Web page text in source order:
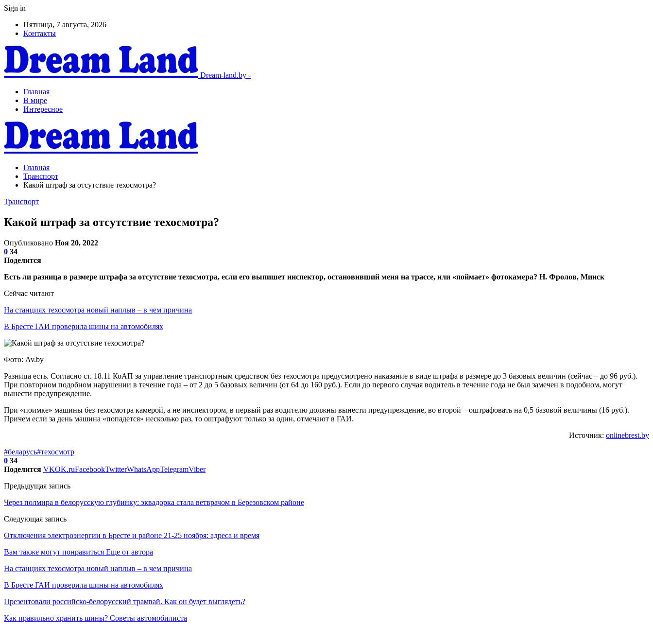
Sign in
Пятница, 7 августа, 2026
Контакты
Dream-land.by -
Главная
В мире
Интересное
Главная
Транспорт
Какой штраф за отсутствие техосмотра?
Транспорт
Какой штраф за отсутствие техосмотра?
Опубликовано Ноя 20, 2022
0 34
Поделится
Есть ли разница в размере штрафа за отсутствие техосмотра, если его выпишет инспектор, остановивший меня на трассе, или «поймает» фотокамера? Н. Фролов, Минск
Сейчас читают
На станциях техосмотра новый наплыв – в чем причина
В Бресте ГАИ проверила шины на автомобилях
Фото: Av.by
Разница есть. Согласно ст. 18.11 КоАП за управление транспортным средством без техосмотра предусмотрено наказание в виде штрафа в размере до 3 базовых величин (сейчас – до 96 руб.).
При повторном подобном нарушении в течение года – от 2 до 5 базовых величин (от 64 до 160 руб.). Если до первого случая водитель в течение года не был замечен в подобном, могут
вынести предупреждение.
При «поимке» машины без техосмотра камерой, а не инспектором, в первый раз водителю должны вынести предупреждение, во второй – оштрафовать на 0,5 базовой величины (16 руб.).
Причем если за день машина «попадется» несколько раз, то оштрафуют только за один, отмечают в ГАИ.
Источник: onlinebrest.by
#беларусь#техосмотр
0 34
Поделится VKOK.ruFacebookTwitterWhatsAppTelegramViber
Предыдущая запись
Через полмира в белорусскую глубинку: эквадорка стала ветврачом в Березовском районе
Следующая запись
Отключения электроэнергии в Бресте и районе 21-25 ноября: адреса и время
Вам также могут понравиться Еще от автора
На станциях техосмотра новый наплыв – в чем причина
В Бресте ГАИ проверила шины на автомобилях
Презентовали российско-белорусский трамвай. Как он будет выглядеть?
Как правильно хранить шины? Советы автомобилиста